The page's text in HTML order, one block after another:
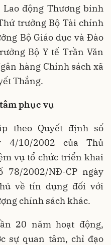
động Thương binh
trưởng Bộ Tài chính
Bộ Giáo dục và Đào
Bộ Y tế Trần Văn
hàng Chính sách xã
Thắng.
phục vụ
theo Quyết định số
4/10/2002 của Thủ
vụ tổ chức triển khai
2002/NĐ-CP ngày
về tín dụng đối với
chính sách khác.
20 năm hoạt động,
sự quan tâm, chỉ đạo